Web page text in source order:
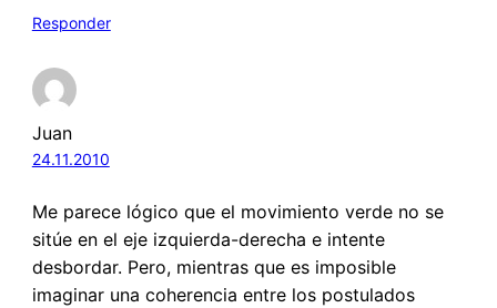
Responder
Juan
24.11.2010
Me parece lógico que el movimiento verde no se
sitúe en el eje izquierda-derecha e intente
desbordar. Pero, mientras que es imposible
imaginar una coherencia entre los postulados